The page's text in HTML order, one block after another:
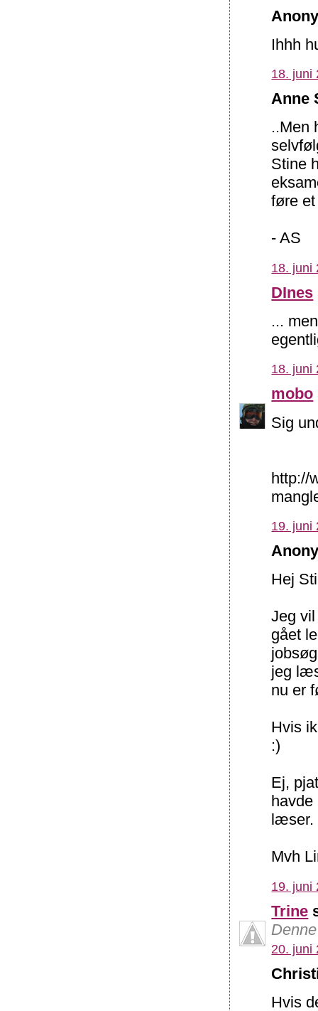
Ihhh
18. juni
Anne
..Men
Stine
føre
- AS
18. juni
DInes
...
18. juni
mobo
Sig
http://
19. juni
Hej
Jeg
gået
jeg
nu er
Hvis
:)
Ej,
læser.
Mvh
19. juni
Trine
20. juni
Hvis